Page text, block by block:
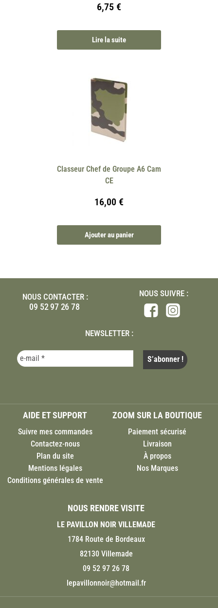
6,75 €
Lire la suite
Classeur Chef de Groupe A6 Cam
CE
16,00 €
Ajouter au panier
NOUS CONTACTER :
09 52 97 26 78
NOUS SUIVRE :
NEWSLETTER :
AIDE ET SUPPORT
Suivre mes commandes
Contactez-nous
Plan du site
Mentions légales
Conditions générales de vente
ZOOM SUR LA BOUTIQUE
Paiement sécurisé
Livraison
À propos
Nos Marques
NOUS RENDRE VISITE
LE PAVILLON NOIR VILLEMADE
1784 Route de Bordeaux
82130 Villemade
09 52 97 26 78
lepavillonnoir@hotmail.fr